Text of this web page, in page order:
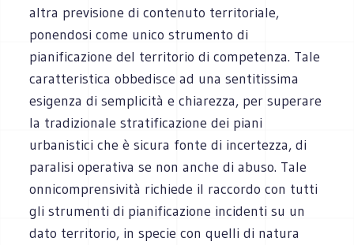
altra previsione di contenuto territoriale,
ponendosi come unico strumento di
pianificazione del territorio di competenza. Tale
caratteristica obbedisce ad una sentitissima
esigenza di semplicità e chiarezza, per superare
la tradizionale stratificazione dei piani
urbanistici che è sicura fonte di incertezza, di
paralisi operativa se non anche di abuso. Tale
onnicomprensività richiede il raccordo con tutti
gli strumenti di pianificazione incidenti su un
dato territorio, in specie con quelli di natura